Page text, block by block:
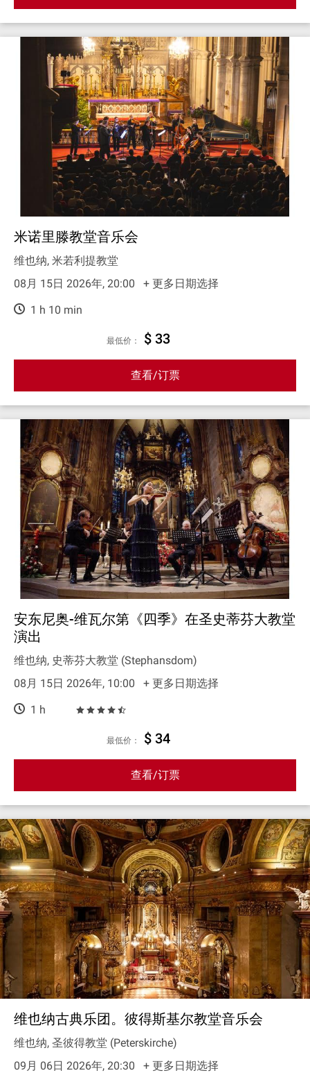
米诺里滕教堂音乐会
维也纳, 米若利提教堂
08月 15日 2026年, 20:00
+ 更多日期选择
1 h 10 min
最低价： $ 33
查看/订票
安东尼奥-维瓦尔第《四季》在圣史蒂芬大教堂
演出
维也纳, 史蒂芬大教堂 (Stephansdom)
08月 15日 2026年, 10:00
+ 更多日期选择
1 h
最低价： $ 34
查看/订票
维也纳古典乐团。彼得斯基尔教堂音乐会
维也纳, 圣彼得教堂 (Peterskirche)
09月 06日 2026年, 20:30
+ 更多日期选择